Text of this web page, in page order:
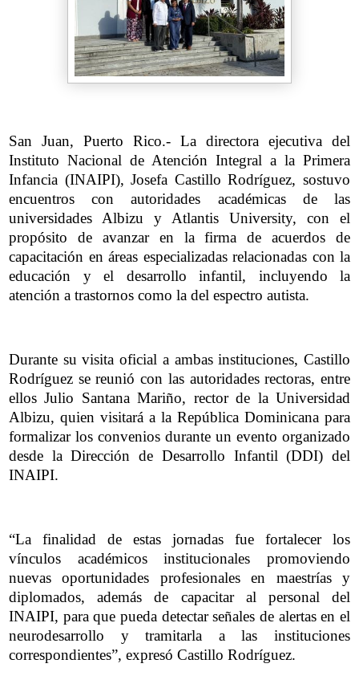
San Juan, Puerto Rico.- La directora ejecutiva del
Instituto Nacional de Atención Integral a la Primera
Infancia (INAIPI), Josefa Castillo Rodríguez, sostuvo
encuentros con autoridades académicas de las
universidades Albizu y Atlantis University, con el
propósito de avanzar en la firma de acuerdos de
capacitación en áreas especializadas relacionadas con la
educación y el desarrollo infantil, incluyendo la
atención a trastornos como la del espectro autista.
Durante su visita oficial a ambas instituciones, Castillo
Rodríguez se reunió con las autoridades rectoras, entre
ellos Julio Santana Mariño, rector de la Universidad
Albizu, quien visitará a la República Dominicana para
formalizar los convenios durante un evento organizado
desde la Dirección de Desarrollo Infantil (DDI) del
INAIPI.
“La finalidad de estas jornadas fue fortalecer los
vínculos académicos institucionales promoviendo
nuevas oportunidades profesionales en maestrías y
diplomados, además de capacitar al personal del
INAIPI, para que pueda detectar señales de alertas en el
neurodesarrollo y tramitarla a las instituciones
correspondientes”, expresó Castillo Rodríguez.